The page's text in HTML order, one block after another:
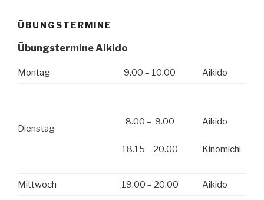
ÜBUNGSTERMINE
Übungstermine Aikido
Montag 9.00 – 10.00 Aikido
Dienstag
8.00 – 9.00
18.15 – 20.00
Aikido
Kinomichi
Mittwoch 19.00 – 20.00 Aikido